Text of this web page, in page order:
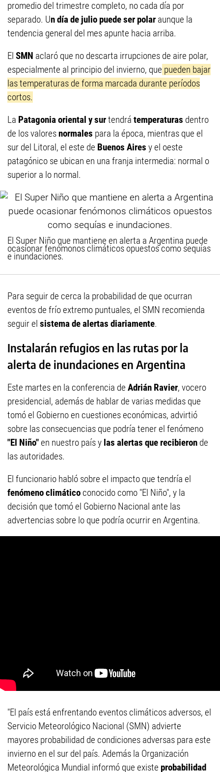
promedio del trimestre completo, no cada día por
separado. Un día de julio puede ser polar aunque la
tendencia general del mes apunte hacia arriba.
El SMN aclaró que no descarta irrupciones de aire polar,
especialmente al principio del invierno, que pueden bajar
las temperaturas de forma marcada durante períodos
cortos.
La Patagonia oriental y surtendrá temperaturas dentro
de los valoresnormales para la época, mientras que el
sur del Litoral, el este de Buenos Aires y el oeste
patagónico se ubican en una franja intermedia: normal o
superior a lo normal.
El Super Niño que mantiene en alerta a Argentina puede
ocasionar fenómonos climáticos opuestos como sequías
e inundaciones.
Para seguir de cerca la probabilidad de que ocurran
eventos de frío extremo puntuales, el SMN recomienda
seguir el sistema de alertas diariamente.
Instalarán refugios en las rutas por la
alerta de inundaciones en Argentina
Este martes en la conferencia de Adrián Ravier, vocero
presidencial, además de hablar de varias medidas que
tomó el Gobierno en cuestiones económicas, advirtió
sobre las consecuencias que podría tener el fenómeno
"El Niño"en nuestro país y las alertas que recibieron de
las autoridades.
El funcionario habló sobre el impacto que tendría el
fenómeno climático conocido como "El Niño", y la
decisión que tomó el Gobierno Nacional ante las
advertencias sobre lo que podría ocurrir en Argentina.
"El país está enfrentando eventos climáticos adversos, el
Servicio Meteorológico Nacional (SMN) advierte
mayores probabilidad de condiciones adversas para este
invierno en el sur del país. Además la Organización
Meteorológica Mundial informó que existe probabilidad